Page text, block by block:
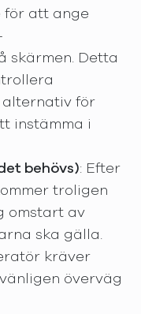
för att ange
skärmen. Detta
för
instämma i
behövs): Efter
troligen
omstart av
ska gälla.
kräver
överväg